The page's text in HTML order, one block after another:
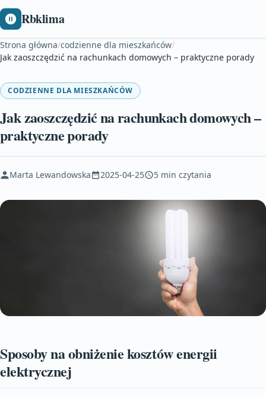
Rbklima
Strona główna/codzienne dla mieszkańców/
Jak zaoszczędzić na rachunkach domowych – praktyczne porady
CODZIENNE DLA MIESZKAŃCÓW
Jak zaoszczędzić na rachunkach domowych –
praktyczne porady
Marta Lewandowska 2025-04-25 5 min czytania
Sposoby na obniżenie kosztów energii
elektrycznej